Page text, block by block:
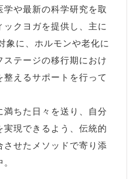
や最新の科学研究を取
ックヨガを提供し、主に
象に、ホルモンや老化に
ステージの移行期におけ
えるサポートを行って
ちた日々を送り、自分
実現できるよう、伝統的
せたメソッドで寄り添